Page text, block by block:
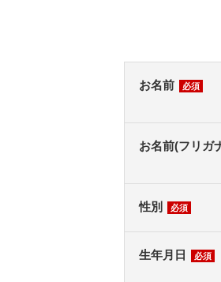
お名前 必須
お名前(フリガ
性別 必須
生年月日 必須